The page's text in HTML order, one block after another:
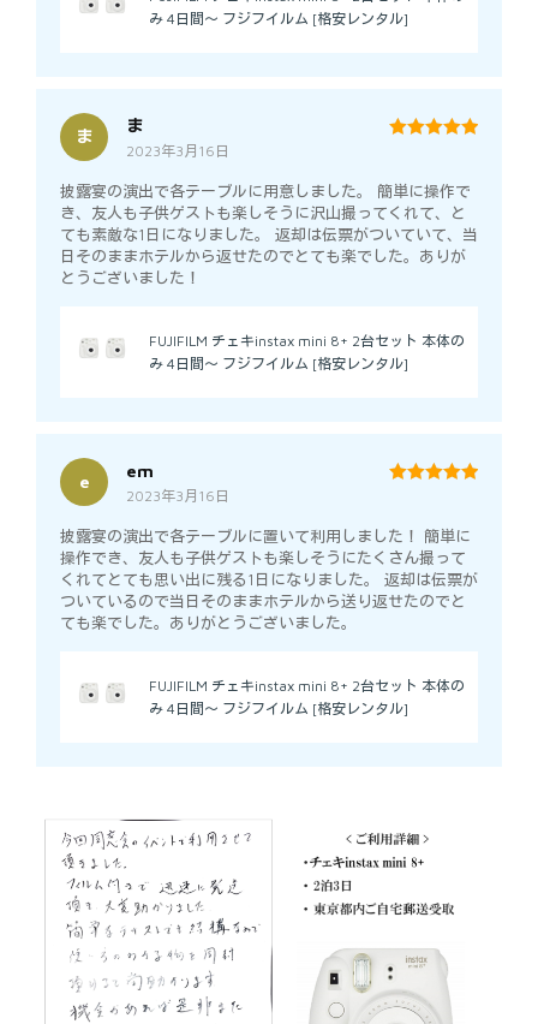
み 4日間～ フジフイルム [格安レンタル]
ま
ま
2023年3月16日
披露宴の演出で各テーブルに用意しました。 簡単に操作で
き、友人も子供ゲストも楽しそうに沢山撮ってくれて、と
ても素敵な1日になりました。 返却は伝票がついていて、当
日そのままホテルから返せたのでとても楽でした。ありが
とうございました！
FUJIFILM チェキinstax mini 8+ 2台セット 本体の
み 4日間～ フジフイルム [格安レンタル]
e
em
2023年3月16日
披露宴の演出で各テーブルに置いて利用しました！ 簡単に
操作でき、友人も子供ゲストも楽しそうにたくさん撮って
くれてとても思い出に残る1日になりました。 返却は伝票が
ついているので当日そのままホテルから送り返せたのでと
ても楽でした。ありがとうございました。
FUJIFILM チェキinstax mini 8+ 2台セット 本体の
み 4日間～ フジフイルム [格安レンタル]